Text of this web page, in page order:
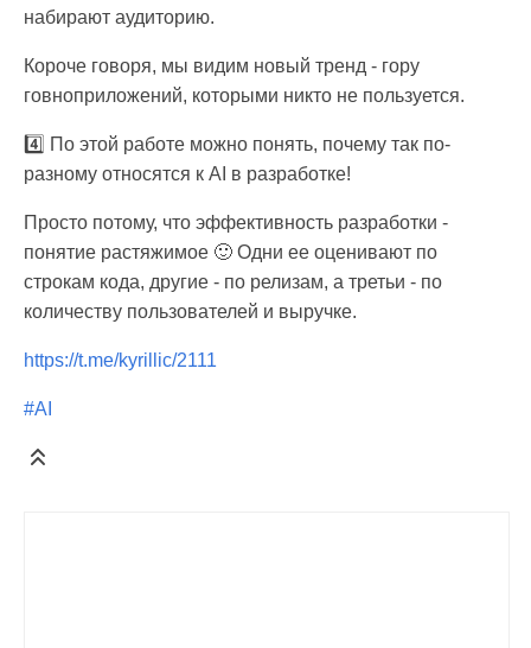
набирают аудиторию.
Короче говоря, мы видим новый тренд - гору
говноприложений, которыми никто не пользуется.
4️⃣ По этой работе можно понять, почему так по-
разному относятся к AI в разработке!
Просто потому, что эффективность разработки -
понятие растяжимое 🙂 Одни ее оценивают по
строкам кода, другие - по релизам, а третьи - по
количеству пользователей и выручке.
https://t.me/kyrillic/2111
#AI